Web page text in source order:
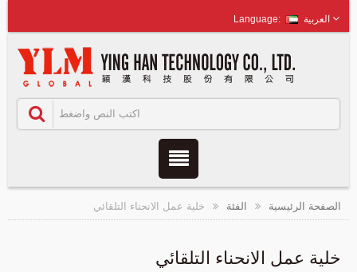
العربية
الصفحة الرئيسية الفئة خلية عمل الانحناء التلقائي
خلية عمل الانحناء التلقائي